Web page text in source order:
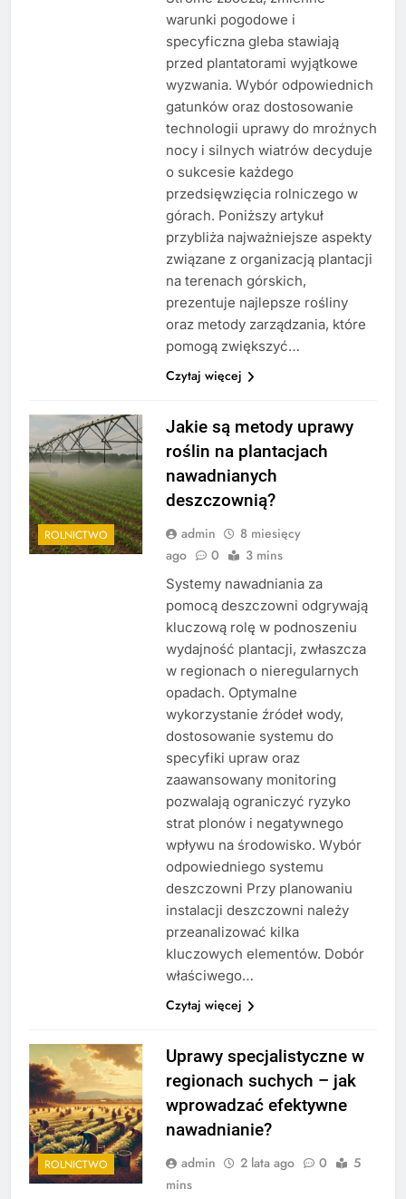
warunki pogodowe i
specyficzna gleba stawiają
przed plantatorami wyjątkowe
wyzwania. Wybór odpowiednich
gatunków oraz dostosowanie
technologii uprawy do mroźnych
nocy i silnych wiatrów decyduje
o sukcesie każdego
przedsięwzięcia rolniczego w
górach. Poniższy artykuł
przybliża najważniejsze aspekty
związane z organizacją plantacji
na terenach górskich,
prezentuje najlepsze rośliny
oraz metody zarządzania, które
pomogą zwiększyć…
Czytaj więcej
ROLNICTWO
Jakie są metody uprawy
roślin na plantacjach
nawadnianych
deszczownią?
admin
8 miesięcy
ago
0 3 mins
Systemy nawadniania za
pomocą deszczowni odgrywają
kluczową rolę w podnoszeniu
wydajność plantacji, zwłaszcza
w regionach o nieregularnych
opadach. Optymalne
wykorzystanie źródeł wody,
dostosowanie systemu do
specyfiki upraw oraz
zaawansowany monitoring
pozwalają ograniczyć ryzyko
strat plonów i negatywnego
wpływu na środowisko. Wybór
odpowiedniego systemu
deszczowni Przy planowaniu
instalacji deszczowni należy
przeanalizować kilka
kluczowych elementów. Dobór
właściwego…
Czytaj więcej
ROLNICTWO
Uprawy specjalistyczne w
regionach suchych – jak
wprowadzać efektywne
nawadnianie?
admin 2 lata ago 0
5
mins